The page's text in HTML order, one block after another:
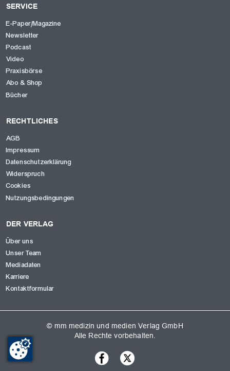
SERVICE
E-Paper/Magazine
Newsletter
Podcast
Video
Praxisbörse
Abo & Shop
Bücher
RECHTLICHES
AGB
Impressum
Datenschutzerklärung
Widerspruch
Cookies
Nutzungsbedingungen
DER VERLAG
Über uns
Unser Team
Mediadaten
Karriere
Kontaktformular
© mm medizin und medien Verlag GmbH
Alle Rechte vorbehalten.